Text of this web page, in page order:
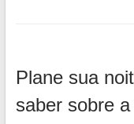
Plane sua
saber sobre